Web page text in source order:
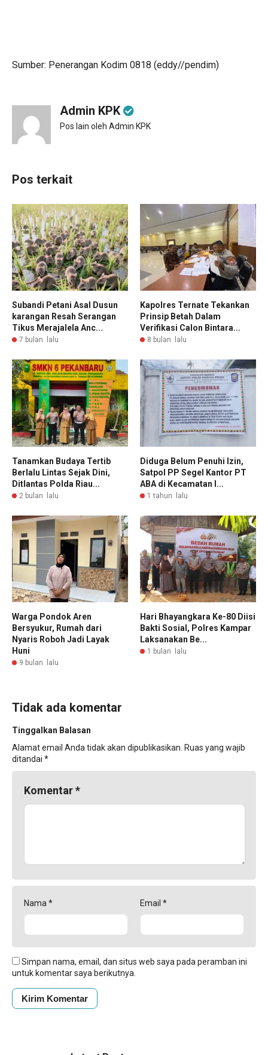
Sumber: Penerangan Kodim 0818 (eddy//pendim)
Admin KPK
Pos lain oleh Admin KPK
Pos terkait
Subandi Petani Asal Dusun
karangan Resah Serangan
Tikus Merajalela Anc...
7 bulan lalu
Kapolres Ternate Tekankan
Prinsip Betah Dalam
Verifikasi Calon Bintara...
8 bulan lalu
Tanamkan Budaya Tertib
Berlalu Lintas Sejak Dini,
Ditlantas Polda Riau...
2 bulan lalu
Diduga Belum Penuhi Izin,
Satpol PP Segel Kantor PT
ABA di Kecamatan I...
1 tahun lalu
Warga Pondok Aren
Bersyukur, Rumah dari
Nyaris Roboh Jadi Layak
Huni
9 bulan lalu
Hari Bhayangkara Ke-80 Diisi
Bakti Sosial, Polres Kampar
Laksanakan Be...
1 bulan lalu
Tidak ada komentar
Tinggalkan Balasan
Alamat email Anda tidak akan dipublikasikan. Ruas yang wajib
ditandai *
Komentar*
Nama* Email *
Simpan nama, email, dan situs web saya pada peramban ini
untuk komentar saya berikutnya.